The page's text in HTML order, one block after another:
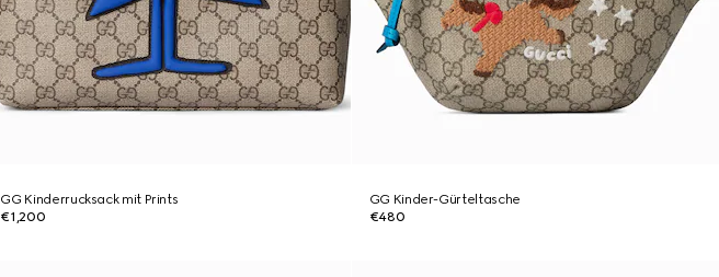
GG Kinderrucksack mit Prints
€1,200
GG Kinder-Gürteltasche
€480